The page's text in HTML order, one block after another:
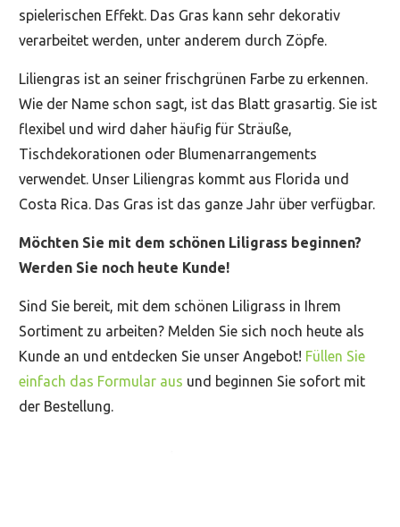
spielerischen Effekt. Das Gras kann sehr dekorativ
verarbeitet werden, unter anderem durch Zöpfe.
Liliengras ist an seiner frischgrünen Farbe zu erkennen.
Wie der Name schon sagt, ist das Blatt grasartig. Sie ist
flexibel und wird daher häufig für Sträuße,
Tischdekorationen oder Blumenarrangements
verwendet. Unser Liliengras kommt aus Florida und
Costa Rica. Das Gras ist das ganze Jahr über verfügbar.
Möchten Sie mit dem schönen Liligrass beginnen?
Werden Sie noch heute Kunde!
Sind Sie bereit, mit dem schönen Liligrass in Ihrem
Sortiment zu arbeiten? Melden Sie sich noch heute als
Kunde an und entdecken Sie unser Angebot! Füllen Sie
einfach das Formular aus und beginnen Sie sofort mit
der Bestellung.